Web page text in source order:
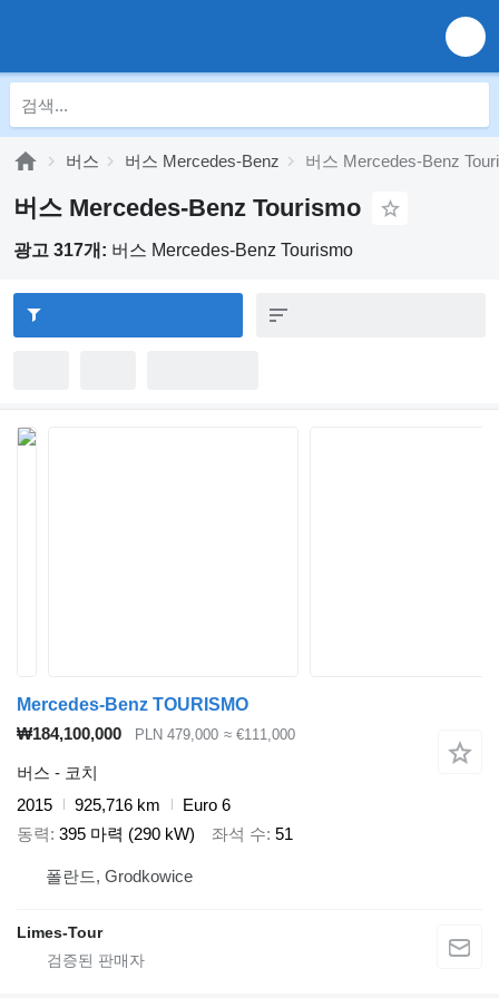
버스 버스 Mercedes-Benz 버스 Mercedes-Benz
버스 Mercedes-Benz Tourismo
광고 317개: 버스 Mercedes-Benz Tourismo
Mercedes-Benz TOURISMO
₩184,100,000
PLN 479,000 ≈ €111,000
버스 - 코치
2015
925,716 km
Euro 6
동력 395 마력 (290 kW) 좌석 수 51
폴란드, Grodkowice
Limes-Tour